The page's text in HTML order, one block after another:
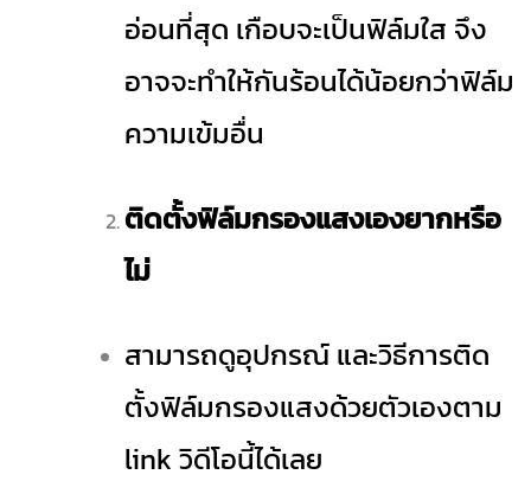
อ่อนที่สุด เกือบจะเป็นฟิล์มใส จึง
อาจจะทำให้กันร้อนได้น้อยกว่าฟิล์ม
ความเข้มอื่น
ติดตั้งฟิล์มกรองแสงเองยากหรือ
ไม่
สามารถดูอุปกรณ์ และวิธีการติด
ตั้งฟิล์มกรองแสงด้วยตัวเองตาม
link วิดีโอนี้ได้เลย